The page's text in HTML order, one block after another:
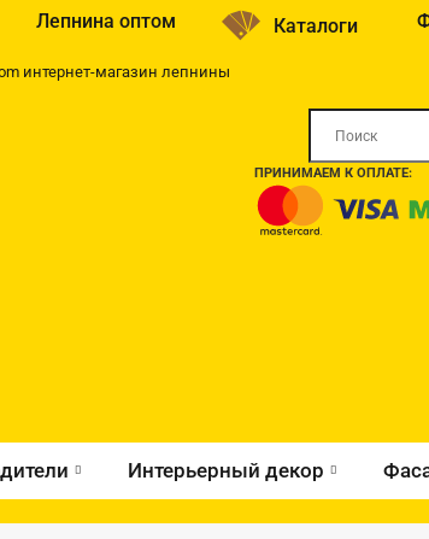
Лепнина оптом Каталоги
ПРИНИМАЕМ К ОПЛАТЕ:
Интерьерный декор